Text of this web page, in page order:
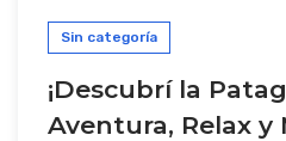
Sin categoría
¡Descubrí la
Aventura, Relax y